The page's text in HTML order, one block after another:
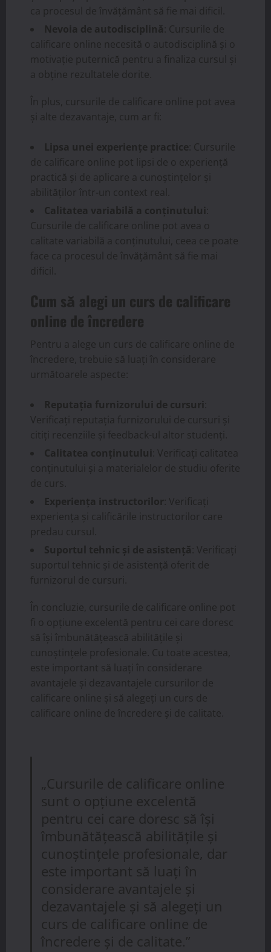
ca procesul de învățământ să fie mai dificil.
Nevoia de autodisciplină : Cursurile de
calificare online necesită o autodisciplină și o
motivație puternică pentru a finaliza cursul și
a obține rezultatele dorite.
În plus, cursurile de calificare online pot avea
și alte dezavantaje, cum ar fi:
Lipsa unei experiențe practice : Cursurile
de calificare online pot lipsi de o experiență
practică și de aplicare a cunoștințelor și
abilităților într-un context real.
Calitatea variabilă a conținutului
Cursurile de calificare online pot avea o
calitate variabilă a conținutului, ceea ce poate
face ca procesul de învățământ să fie mai
dificil.
Cum să alegi un curs de calificare
online de încredere
Pentru a alege un curs de calificare online de
încredere, trebuie să luați în considerare
următoarele aspecte:
Reputația furnizorului de cursuri
Verificați reputația furnizorului de cursuri și
citiți recenziile și feedback-ul altor studenți.
Calitatea conținutului : Verificați calitatea
conținutului și a materialelor de studiu oferite
de curs.
Experiența instructorilor : Verificați
experiența și calificările instructorilor care
predau cursul.
Suportul tehnic și de asistență : Verificați
suportul tehnic și de asistență oferit de
furnizorul de cursuri.
În concluzie, cursurile de calificare online pot
fi o opțiune excelentă pentru cei care doresc
să își îmbunătățească abilitățile și
cunoștințele profesionale. Cu toate acestea,
este important să luați în considerare
avantajele și dezavantajele cursurilor de
calificare online și să alegeți un curs de
calificare online de încredere și de calitate.
„Cursurile de calificare online
sunt o opțiune excelentă
pentru cei care doresc să își
îmbunătățească abilitățile și
cunoștințele profesionale, dar
este important să luați în
considerare avantajele și
dezavantajele și să alegeți un
curs de calificare online de
încredere și de calitate.”